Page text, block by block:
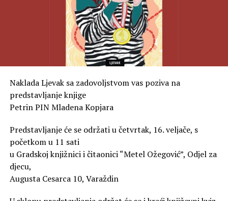
Naklada Ljevak sa zadovoljstvom vas poziva na
predstavljanje knjige
Petrin PIN Mladena Kopjara
Predstavljanje će se održati u četvrtak, 16. veljače, s
početkom u 11 sati
u Gradskoj knjižnici i čitaonici “Metel Ožegović”, Odjel za
djecu,
Augusta Cesarca 10, Varaždin